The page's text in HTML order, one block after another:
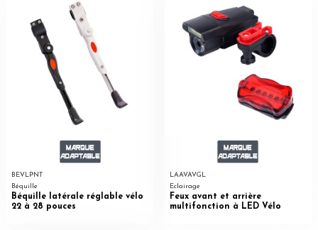
BEVLPNT
Béquille
Béquille latérale réglable vélo
22 à 28 pouces
LAAVAVGL
Eclairage
Feux avant et arrière
multifonction à LED Vélo